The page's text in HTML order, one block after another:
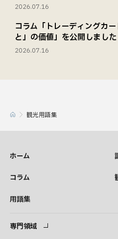
2026.07.16
コラム「トレーディングカ
と」の価値」を公開しました
2026.07.16
観光用語集
ホーム
コラム
用語集
専門領域